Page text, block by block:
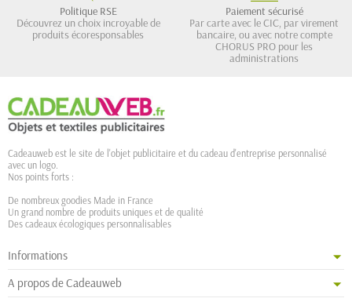
Politique RSE
Découvrez un choix incroyable de
produits écoresponsables
Paiement sécurisé
Par carte avec le CIC, par virement
bancaire, ou avec notre compte
CHORUS PRO pour les
administrations
Cadeauweb est le site de l'objet publicitaire et du cadeau d'entreprise personnalisé
avec un logo.
Nos points forts :
De nombreux goodies Made in France
Un grand nombre de produits uniques et de qualité
Des cadeaux écologiques personnalisables
Informations
A propos de Cadeauweb